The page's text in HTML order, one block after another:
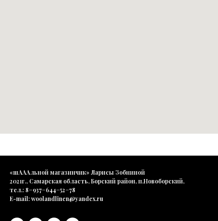
«шАААльной магазинчик» Ларисы Зобниной
2021г., Самарская область, Борский район, п.Новоборский,
тел.: 8−937−644−52−78
E-mail: woolandlinen@yandex.ru